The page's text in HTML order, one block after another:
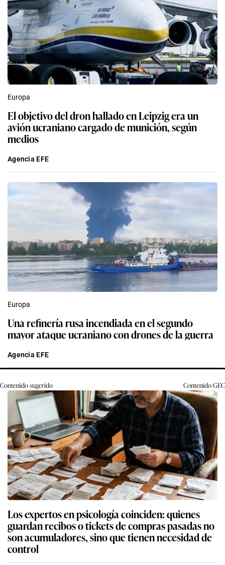
Europa
El objetivo del dron hallado en Leipzig era un
avión ucraniano cargado de munición, según
medios
Agencia EFE
Europa
Una refinería rusa incendiada en el segundo
mayor ataque ucraniano con drones de la guerra
Agencia EFE
Contenido sugerido ContenidoGEC
Los expertos en psicología coinciden: quienes
guardan recibos o tickets de compras pasadas no
son acumuladores, sino que tienen necesidad de
control